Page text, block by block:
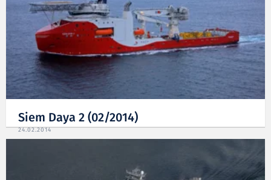
Siem Daya 2 (02/2014)
24.02.2014